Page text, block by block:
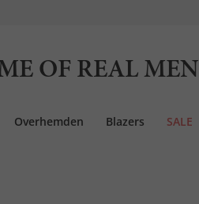
OF REAL MEN
Overhemden Blazers SALE